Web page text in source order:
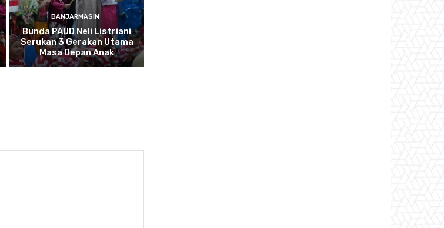
BANJARMASIN
Bunda PAUD Neli Listriani
Serukan 3 Gerakan Utama
Masa Depan Anak